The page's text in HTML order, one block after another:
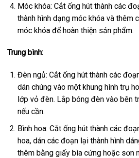
Móc khóa: Cắt ống hút thành các
thành hình dạng móc khóa và thêm
móc khóa để hoàn thiện sản phẩm.
Trung bình:
Đèn ngủ: Cắt ống hút thành các
dán chúng vào một khung hình trụ
lớp vỏ đèn. Lắp bóng đèn vào bên
nếu cần.
Bình hoa: Cắt ống hút thành các
hoa, dán các đoạn lại thành hình
thêm bằng giấy bìa cứng hoặc sơn